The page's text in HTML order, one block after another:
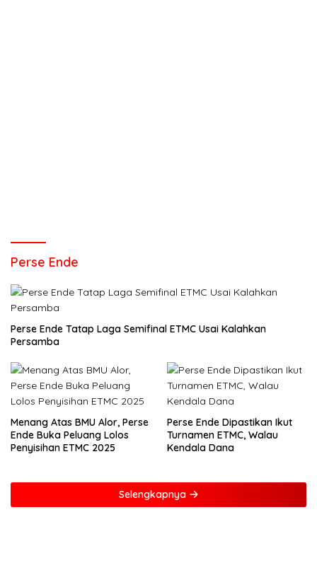
Perse Ende
Perse Ende Tatap Laga Semifinal ETMC Usai Kalahkan
Persamba
Menang Atas BMU Alor, Perse
Ende Buka Peluang Lolos
Penyisihan ETMC 2025
Perse Ende Dipastikan Ikut
Turnamen ETMC, Walau
Kendala Dana
Selengkapnya